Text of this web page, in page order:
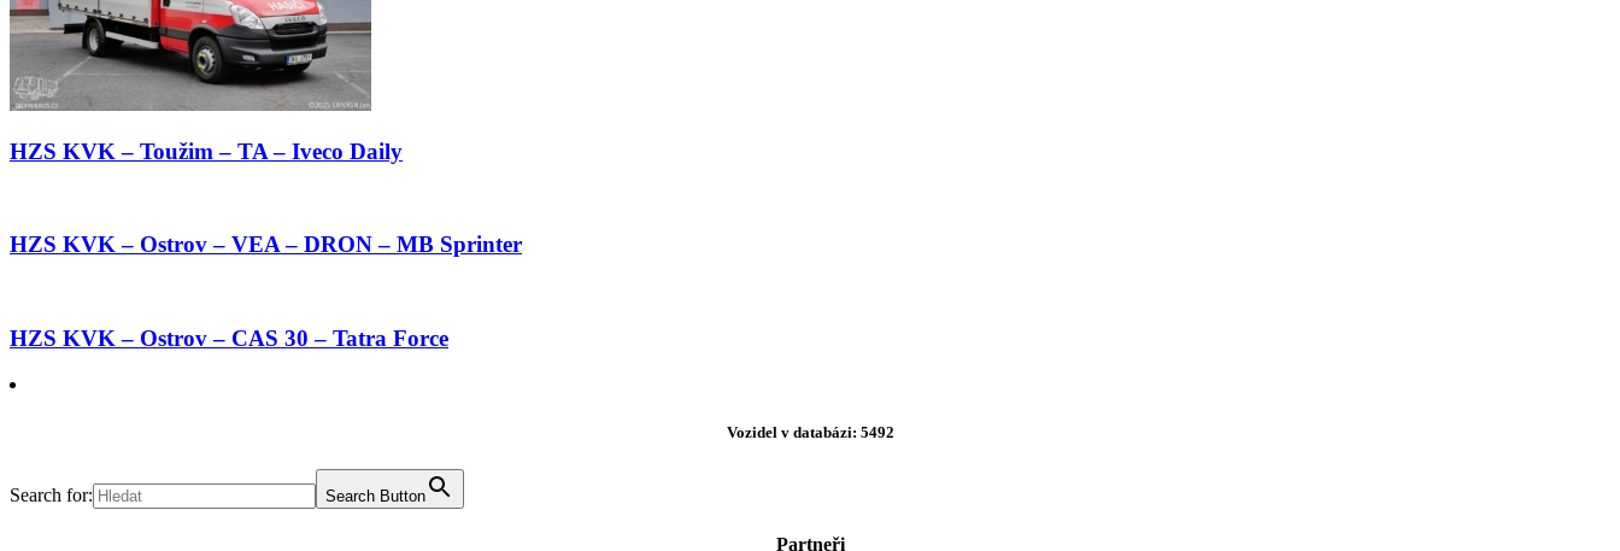
HZS KVK – Toužim – TA – Iveco Daily
HZS KVK – Ostrov – VEA – DRON – MB Sprinter
HZS KVK – Ostrov – CAS 30 – Tatra Force
Vozidel v databázi: 5492
Search for: Search Button
Partneři